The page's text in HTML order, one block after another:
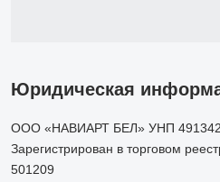
Юридическая
ООО «НАВИАРТ БЕЛ» УНП
Зарегистрирован в торговом
501209